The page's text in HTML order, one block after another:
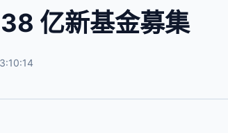
亿新基金募集